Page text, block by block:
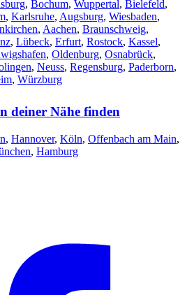
, Bochum, Wuppertal, Bielefeld,
, Karlsruhe, Augsburg, Wiesbaden,
, Aachen, Braunschweig,
, Lübeck, Erfurt, Rostock, Kassel,
, Oldenburg, Osnabrück,
, Neuss, Regensburg, Paderborn,
, Würzburg
deiner Nähe finden
, Hannover, Köln, Offenbach am Main,
, Hamburg